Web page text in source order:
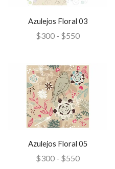
Azulejos Floral 03
$300 - $550
Azulejos Floral 05
$300 - $550